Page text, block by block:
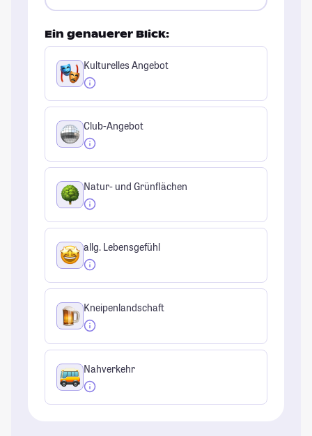
Ein genauerer Blick:
Kulturelles Angebot
Club-Angebot
Natur- und Grünflächen
allg. Lebensgefühl
Kneipenlandschaft
Nahverkehr